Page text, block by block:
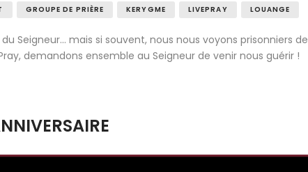
GROUPE DE PRIÈRE KERYGME LIVEPRAY LOUANGE
Seigneur… mais si souvent, nous nous voyons prisonniers de
demandons ensemble au Seigneur de venir nous guérir !